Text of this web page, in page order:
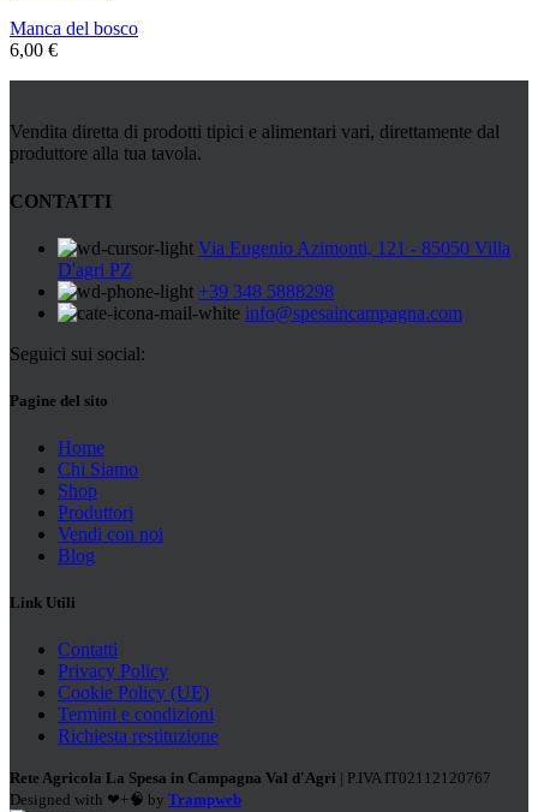
Manca del bosco
6,00 €
Vendita diretta di prodotti tipici e alimentari vari, direttamente dal
produttore alla tua tavola.
CONTATTI
Via Eugenio Azimonti, 121 - 85050 Villa
D'agri PZ
+39 348 5888298
info@spesaincampagna.com
Seguici sui social:
Pagine del sito
Home
Chi Siamo
Shop
Produttori
Vendi con noi
Blog
Link Utili
Contatti
Privacy Policy
Cookie Policy (UE)
Termini e condizioni
Richiesta restituzione
Rete Agricola La Spesa in Campagna Val d'Agri | P.IVA IT02112120767
Designed with ❤+🧠 by Trampweb